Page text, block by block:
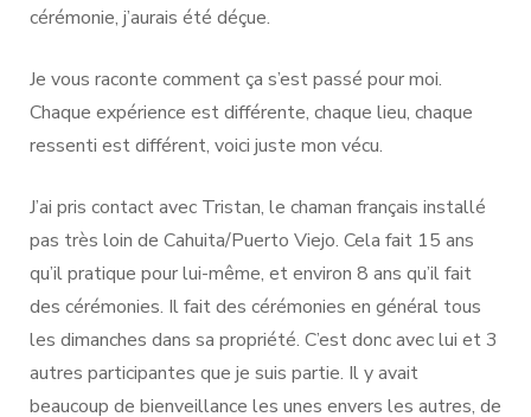
cérémonie, j’aurais été déçue.
Je vous raconte comment ça s’est passé pour moi.
Chaque expérience est différente, chaque lieu, chaque
ressenti est différent, voici juste mon vécu.
J’ai pris contact avec Tristan, le chaman français installé
pas très loin de Cahuita/Puerto Viejo. Cela fait 15 ans
qu’il pratique pour lui-même, et environ 8 ans qu’il fait
des cérémonies. Il fait des cérémonies en général tous
les dimanches dans sa propriété. C’est donc avec lui et 3
autres participantes que je suis partie. Il y avait
beaucoup de bienveillance les unes envers les autres, de